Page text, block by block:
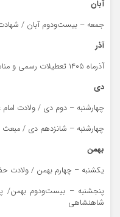
آبان
جمعه – بیست‌ودوم آبان /
آذر
آذرماه ۱۴۰۵ تعطیلات رسمی و مناسبتی ندارد.
دی
چهارشنبه – دوم دی / ولادت
چهارشنبه – شانزدهم دی /
بهمن
یکشنبه – چهارم بهمن /
پنجشنبه – بیست‌ودوم بهمن/
شاهنشاهی